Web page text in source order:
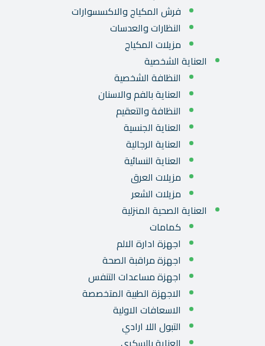
فرش المكياج والاكسسوارات
النظارات والعدسات
مزيلات المكياج
العناية الشخصية
النظافة الشخصية
العناية بالفم والاسنان
النظافة والتعقيم
العناية الجنسية
العناية الرجالية
العناية النسائية
مزيلات العرق
مزيلات الشعر
العناية الصحية المنزلية
كمامات
اجهزة ادارة الالم
اجهزة مراقبة الصحة
اجهزة مساعدات التنفس
الاجهزة الطبية المتخصصة
الاسعافات الاولية
التبول اللا ارادي